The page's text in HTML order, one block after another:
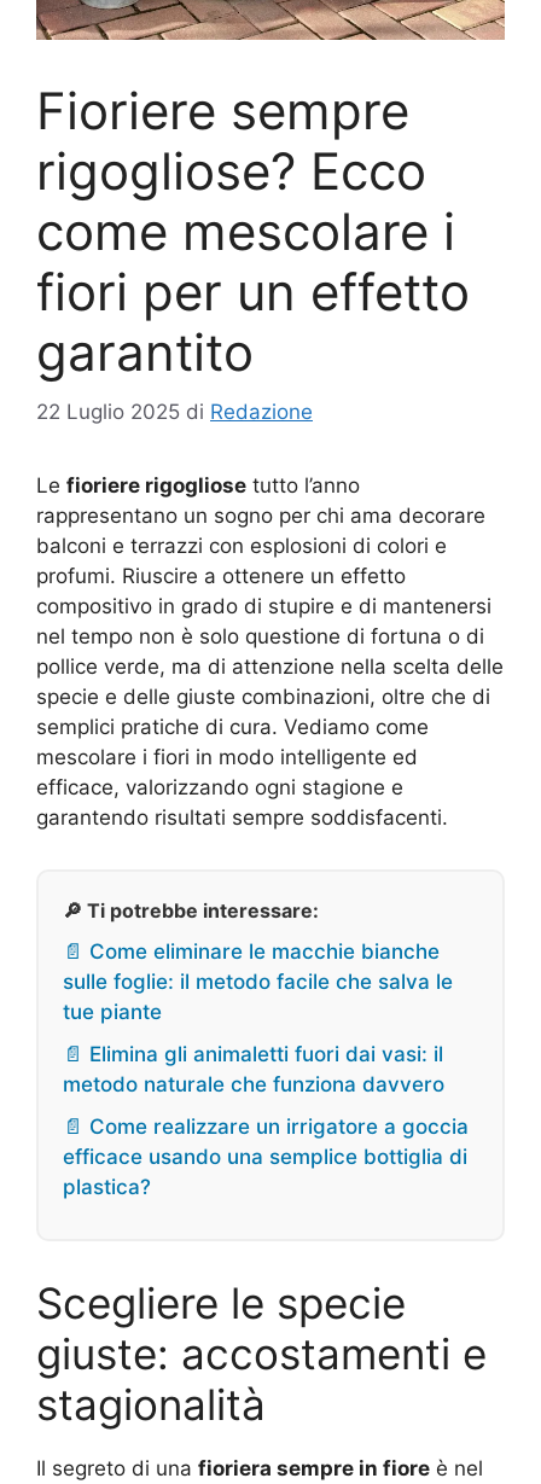
Fioriere sempre
rigogliose? Ecco
come mescolare i
fiori per un effetto
garantito
22 Luglio 2025 di Redazione
Le fioriere rigogliose tutto l’anno
rappresentano un sogno per chi ama decorare
balconi e terrazzi con esplosioni di colori e
profumi. Riuscire a ottenere un effetto
compositivo in grado di stupire e di mantenersi
nel tempo non è solo questione di fortuna o di
pollice verde, ma di attenzione nella scelta delle
specie e delle giuste combinazioni, oltre che di
semplici pratiche di cura. Vediamo come
mescolare i fiori in modo intelligente ed
efficace, valorizzando ogni stagione e
garantendo risultati sempre soddisfacenti.
🔎 Ti potrebbe interessare:
📄 Come eliminare le macchie bianche
sulle foglie: il metodo facile che salva le
tue piante
📄 Elimina gli animaletti fuori dai vasi: il
metodo naturale che funziona davvero
📄 Come realizzare un irrigatore a goccia
efficace usando una semplice bottiglia di
plastica?
Scegliere le specie
giuste: accostamenti e
stagionalità
Il segreto di una fioriera sempre in fiore è nel